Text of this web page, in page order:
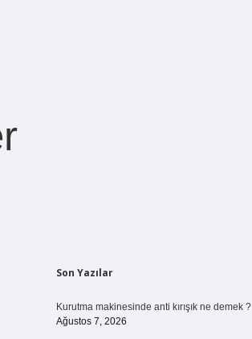
Sidebar
Son Yazılar
Kurutma makinesinde anti kırışık ne demek ?
Ağustos 7, 2026
ilbet girişhttps://betexpergiris.casino/